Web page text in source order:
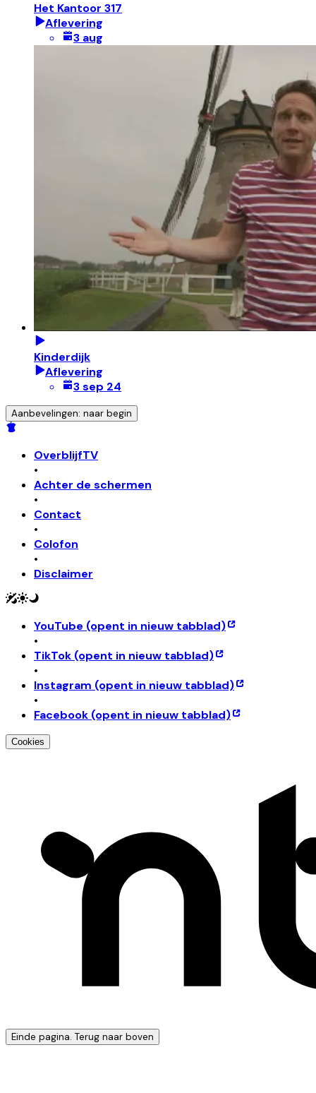
Het Kantoor 317
Aflevering
3 aug
Kinderdijk
Aflevering
3 sep 24
Aanbevelingen: naar begin
OverblijfTV
•
Achter de schermen
•
Contact
•
Colofon
•
Disclaimer
YouTube (opent in nieuw tabblad)
•
TikTok (opent in nieuw tabblad)
•
Instagram (opent in nieuw tabblad)
•
Facebook (opent in nieuw tabblad)
Cookies
Einde pagina. Terug naar boven